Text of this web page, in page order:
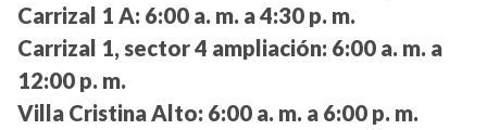
Carrizal 1 A: 6:00 a. m. a 4:30 p. m.
Carrizal 1, sector 4 ampliación: 6:00 a. m. a
12:00 p. m.
Villa Cristina Alto: 6:00 a. m. a 6:00 p. m.